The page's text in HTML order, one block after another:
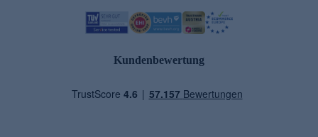
Kundenbewertung